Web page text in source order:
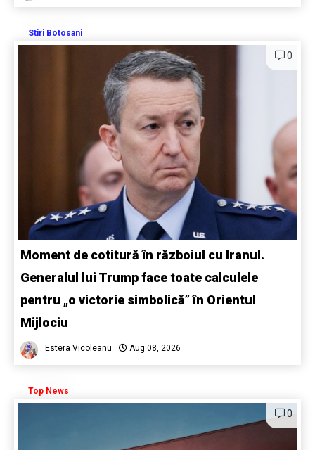
Stiri Botosani
0
Moment de cotitură în războiul cu Iranul.
Generalul lui Trump face toate calculele
pentru „o victorie simbolică” în Orientul
Mijlociu
Estera Vicoleanu Aug 08, 2026
Top News
0